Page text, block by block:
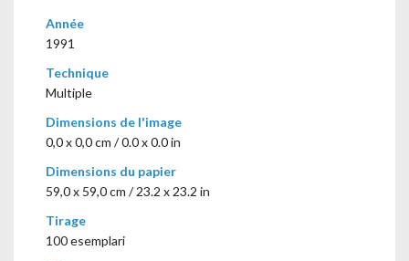
Année
1991
Technique
Multiple
Dimensions de l'image
0,0 x 0,0 cm / 0.0 x 0.0 in
Dimensions du papier
59,0 x 59,0 cm / 23.2 x 23.2 in
Tirage
100 esemplari